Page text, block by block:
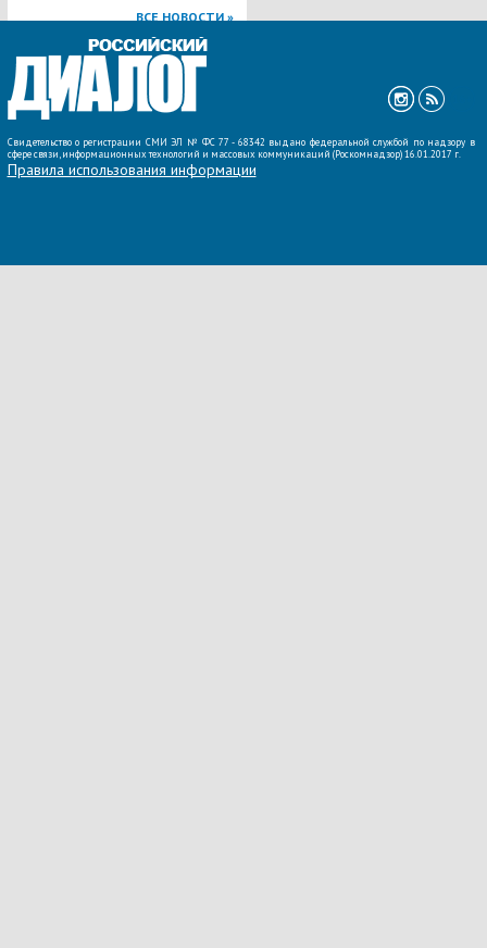
ВСЕ НОВОСТИ »
Свидетельство о регистрации СМИ ЭЛ № ФС 77 - 68342 выдано федеральной службой по надзору в
сфере связи, информационных технологий и массовых коммуникаций (Роскомнадзор) 16.01.2017 г.
Правила использования информации